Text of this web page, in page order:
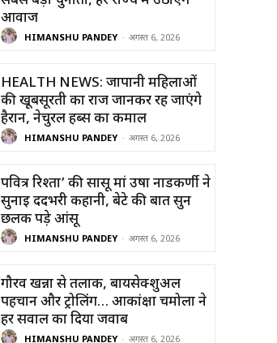
आवाज
HIMANSHU PANDEY - अगस्त 6, 2026
HEALTH NEWS: जापानी महिलाओं
की खूबसूरती का राज जानकर रह जाएंगे
हैरान, नेचुरल हर्ब्स का कमाल
HIMANSHU PANDEY - अगस्त 6, 2026
पवित्र रिश्ता’ की सासू मां उषा नाडकर्णी ने
सुनाई दर्दभरी कहानी, बेटे की बात सुन
छलक पड़े आंसू
HIMANSHU PANDEY - अगस्त 6, 2026
गौरव खन्ना से तलाक, बायसेक्शुअल
पहचान और ट्रोलिंग… आकांक्षा चमोला ने
हर सवाल का दिया जवाब
HIMANSHU PANDEY - अगस्त 6, 2026